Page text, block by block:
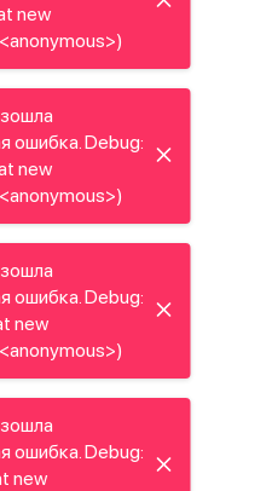
new
ошибка. Debug:
new
ошибка. Debug:
new
ошибка. Debug:
new